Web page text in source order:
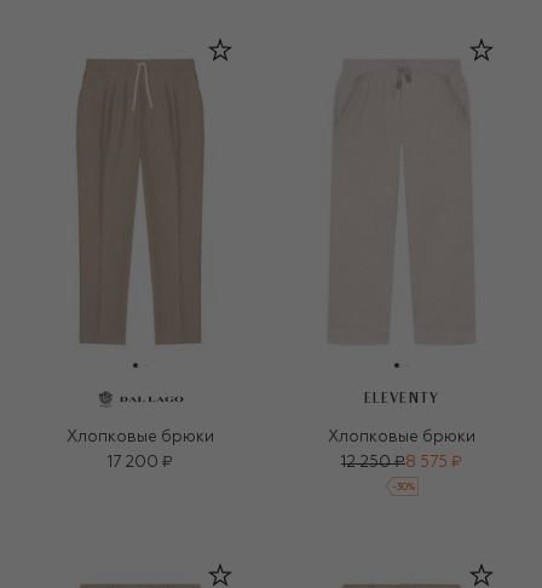
Хлопковые брюки
17 200 ₽
ELEVENTY
Хлопковые брюки
12 250 ₽8 575 ₽
-30%